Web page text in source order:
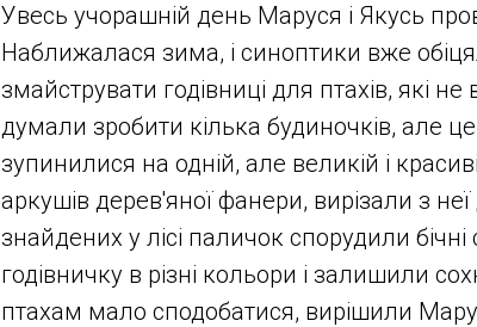
Увесь учорашній день Маруся і Якусь
Наближалася зима, і синоптики вже
змайструвати годівниці для птахів, які
думали зробити кілька будиночків, але
зупинилися на одній, але великій і
аркушів дерев'яної фанери, вирізали з
знайдених у лісі паличок спорудили
годівничку в різні кольори і залишили
птахам мало сподобатися, вирішили